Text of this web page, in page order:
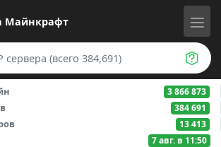
Майнкрафт
3 866 873
384 691
13 413
7 авг. в 11:50